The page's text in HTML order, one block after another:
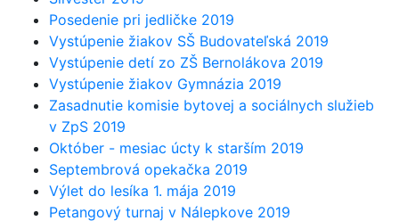
Posedenie pri jedličke 2019
Vystúpenie žiakov SŠ Budovateľská 2019
Vystúpenie detí zo ZŠ Bernolákova 2019
Vystúpenie žiakov Gymnázia 2019
Zasadnutie komisie bytovej a sociálnych služieb
v ZpS 2019
Október - mesiac úcty k starším 2019
Septembrová opekačka 2019
Výlet do lesíka 1. mája 2019
Petangový turnaj v Nálepkove 2019